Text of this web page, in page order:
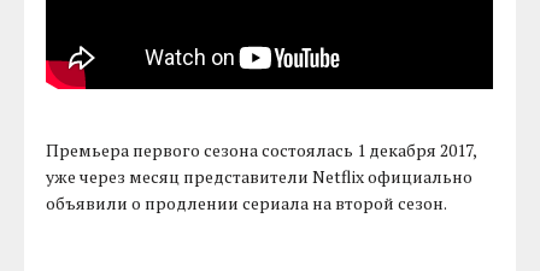
Премьера первого сезона состоялась 1 декабря 2017,
уже через месяц представители Netflix официально
объявили о продлении сериала на второй сезон.